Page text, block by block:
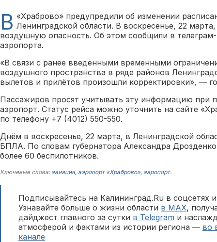
В «Храброво» предупредили об изменении
Ленинградской области. В воскресенье, 22
воздушную опасность. Об этом сообщили в телеграм-
аэропорта.
«В связи с ранее введёнными временными
воздушного пространства в ряде районов
вылетов и прилётов произошли корректировки», —
Пассажиров просят учитывать эту информацию при
аэропорт. Статус рейса можно уточнить на сайте
по телефону +7 (4012) 550-550.
Днём в воскресенье, 22 марта, в Ленинградской
БПЛА. По словам губернатора Александра
более 60 беспилотников.
Ключевые слова: авиация, аэропорт «Храброво», аэропорт.
Подписывайтесь на Калининград.Ru в соцсетях
Узнавайте больше о жизни области в MAX,
дайджест главного за сутки в Telegram и
атмосферой и фактами из истории региона — во
канале